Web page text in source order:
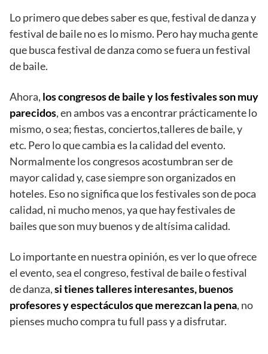
Lo primero que debes saber es que, festival de danza y
festival de baile no es lo mismo. Pero hay mucha gente
que busca festival de danza como se fuera un festival
de baile.
Ahora, los congresos de baile y los festivales son muy
parecidos, en ambos vas a encontrar prácticamente lo
mismo, o sea; fiestas, conciertos,talleres de baile, y
etc. Pero lo que cambia es la calidad del evento.
Normalmente los congresos acostumbran ser de
mayor calidad y, case siempre son organizados en
hoteles. Eso no significa que los festivales son de poca
calidad, ni mucho menos, ya que hay festivales de
bailes que son muy buenos y de altísima calidad.
Lo importante en nuestra opinión, es ver lo que ofrece
el evento, sea el congreso, festival de baile o festival
de danza,si tienes talleres interesantes, buenos
profesores y espectáculos que merezcan la pena, no
pienses mucho compra tu full pass y a disfrutar.